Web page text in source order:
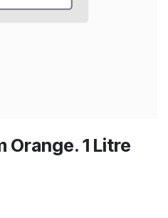
Orange. 1 Litre